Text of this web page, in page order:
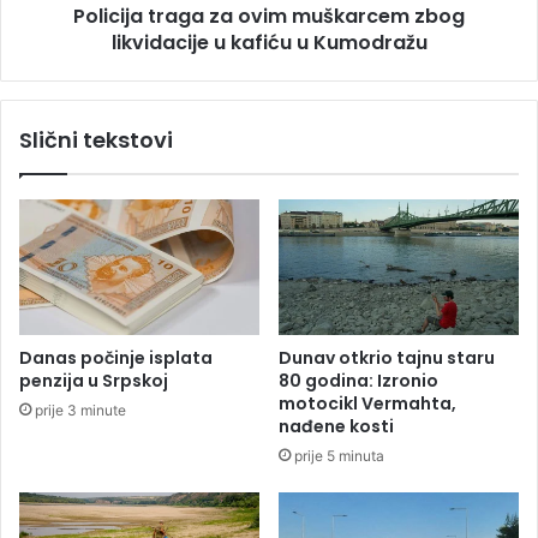
d
a
s
e
s
a
ž
r
t
v
p
a
a
m
m
u
a
r
c
z
b
Policija traga za ovim muškarcem zbog
likvidacije u kafiću u Kumodražu
Slični tekstovi
Danas počinje isplata
penzija u Srpskoj
prije 3 minute
Dunav otkrio tajnu staru
80 godina: Izronio
motocikl Vermahta,
nađene kosti
prije 5 minuta